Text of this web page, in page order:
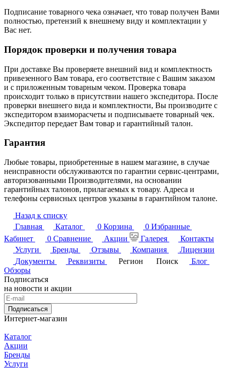
Подписание товарного чека означает, что товар получен Вами
полностью, претензий к внешнему виду и комплектации у
Вас нет.
Порядок проверки и получения товара
При доставке Вы проверяете внешний вид и комплектность
привезенного Вам товара, его соответствие с Вашим заказом
и с приложенным товарным чеком. Проверка товара
происходит только в присутствии нашего экспедитора. После
проверки внешнего вида и комплектности, Вы производите с
экспедитором взаиморасчеты и подписываете товарный чек.
Экспедитор передает Вам товар и гарантийный талон.
Гарантия
Любые товары, приобретенные в нашем магазине, в случае
неисправности обслуживаются по гарантии сервис-центрами,
авторизованными Производителями, на основании
гарантийных талонов, прилагаемых к товару. Адреса и
телефоны сервисных центров указаны в гарантийном талоне.
Назад к списку
Главная
Каталог 0 Корзина 0 Избранные
Кабинет
0 Сравнение Акции Галерея
Контакты
Услуги
Бренды Отзывы Компания
Лицензии
Документы
Реквизиты Регион Поиск
Блог
Обзоры
Подписаться
на новости и акции
Подписаться
Интернет-магазин
Каталог
Акции
Бренды
Услуги